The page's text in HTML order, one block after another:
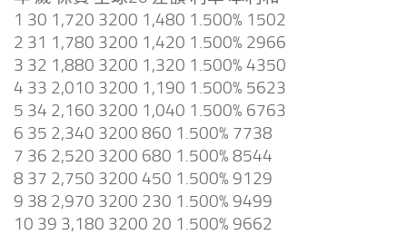
1 30 1,720 3200 1,480 1.500% 1502
2 31 1,780 3200 1,420 1.500% 2966
3 32 1,880 3200 1,320 1.500% 4350
4 33 2,010 3200 1,190 1.500% 5623
5 34 2,160 3200 1,040 1.500% 6763
6 35 2,340 3200 860 1.500% 7738
7 36 2,520 3200 680 1.500% 8544
8 37 2,750 3200 450 1.500% 9129
9 38 2,970 3200 230 1.500% 9499
10 39 3,180 3200 20 1.500% 9662